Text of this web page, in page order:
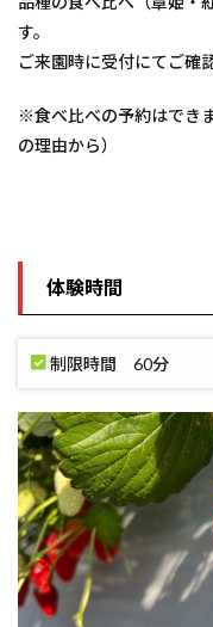
す。
ご来園時に受付にてご確
※食べ比べの予約はでき
の理由から）
体験時間
制限時間 60分